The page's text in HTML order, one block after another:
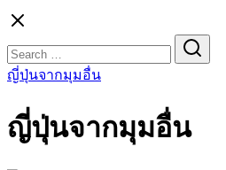
for:
ญี่ปุ่นจากมุมอื่น
ญี่ปุ่นจากมุมอื่น